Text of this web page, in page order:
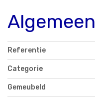
Algemeen
Referentie
Categorie
Gemeubeld